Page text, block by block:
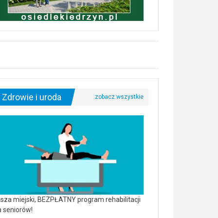
Zdrowie i uroda
miejski, BEZPŁATNY program rehabilitacji
seniorów!